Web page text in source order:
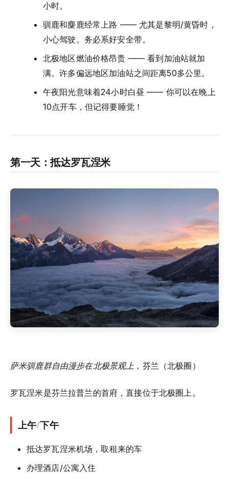
小时。
驯鹿和麋鹿经常上路 —— 尤其是黎明/黄昏时，
小心驾驶。务必系好安全带。
北极地区燃油价格昂贵 —— 看到加油站就加
满。许多偏远地区加油站之间距离50多公里。
午夜阳光意味着24小时白昼 —— 你可以在晚上
10点开车，但记得要睡觉！
第一天：抵达罗瓦涅米
萨米驯鹿群自由漫步在北极景观上 ，芬兰（北极圈）
罗瓦涅米是芬兰拉普兰的首府，直接位于北极圈上。
上午/下午
抵达罗瓦涅米机场，取租来的车
办理酒店/公寓入住